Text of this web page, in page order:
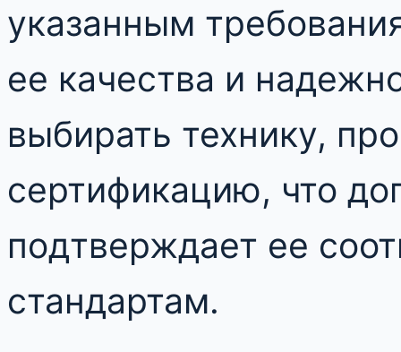
указанным
ее качества и
выбирать технику,
сертификацию, что
подтверждает ее
стандартам.